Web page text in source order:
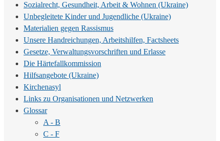
Sozialrecht, Gesundheit, Arbeit & Wohnen (Ukraine)
Unbegleitete Kinder und Jugendliche (Ukraine)
Materialien gegen Rassismus
Unsere Handreichungen, Arbeitshilfen, Factsheets
Gesetze, Verwaltungsvorschriften und Erlasse
Die Härtefallkommission
Hilfsangebote (Ukraine)
Kirchenasyl
Links zu Organisationen und Netzwerken
Glossar
A - B
C - F